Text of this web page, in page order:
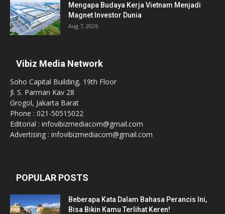
Mengapa Budaya Kerja Vietnam Menjadi
Magnet Investor Dunia
Aug 7, 2026
Vibiz Media Network
Soho Capital Building, 19th Floor
Jl. S. Parman Kav 28
Grogol, Jakarta Barat
Phone : 021-50515022
Editorial : infovibizmediacom@gmail.com
Advertising : infovibizmediacom@gmail.com
POPULAR POSTS
Beberapa Kata Dalam Bahasa Perancis Ini,
Bisa Bikin Kamu Terlihat Keren!